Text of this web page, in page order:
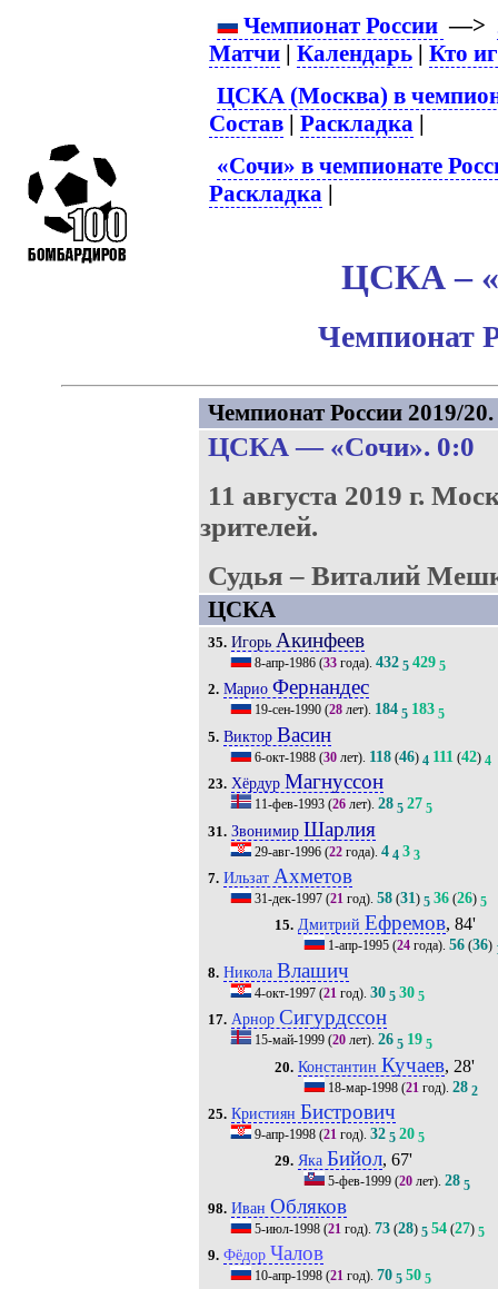
Чемпионат России —>
Матчи |Календарь |Кто
ЦСКА (Москва) в
Состав |Раскладка |
«Сочи» в чемпионате
Раскладка |
ЦСКА –
Чемпионат
Чемпионат России 2019/
ЦСКА — «Сочи». 0:0
11 августа 2019 г.
зрителей.
Судья – Виталий
ЦСКА
35. Игорь Акинфеев
8-апр-1986(33года). 432 5 429 5
2. Марио Фернандес
19-сен-1990(28лет). 184 5 183 5
5. Виктор Васин
6-окт-1988(30лет). 118(46) 4 111 (42) 4
23. Хёрдур Магнуссон
11-фев-1993(26лет). 28 5 27 5
31. Звонимир Шарлия
29-авг-1996(22года). 4 4 3 3
7. Ильзат Ахметов
31-дек-1997(21год). 58(31) 5 36(26) 5
15. Дмитрий Ефремов, 84'
1-апр-1995 (24 года).56 (36)
8. Никола Влашич
4-окт-1997(21 год). 30 5 30 5
17. Арнор Сигурдссон
15-май-1999(20лет). 26 5 19 5
20. Константин Кучаев, 28'
18-мар-1998 (21 год).28 2
25. Кристиян Бистрович
9-апр-1998(21год). 32 5 20 5
29. Яка Бийол, 67'
5-фев-1999 (20 лет).28 5
98. Иван Обляков
5-июл-1998(21 год). 73(28) 5 54(27) 5
9. Фёдор Чалов
10-апр-1998(21год). 70 5 50 5